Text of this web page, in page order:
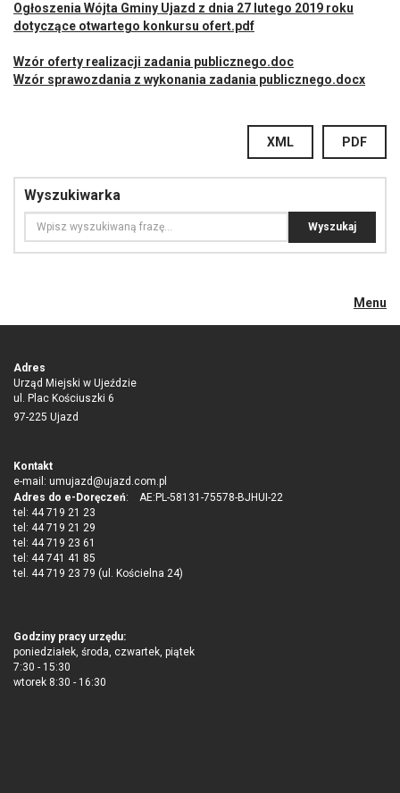
Ogłoszenia Wójta Gminy Ujazd z dnia 27 lutego 2019 roku
dotyczące otwartego konkursu ofert.pdf
Wzór oferty realizacji zadania publicznego.doc
Wzór sprawozdania z wykonania zadania publicznego.docx
PDF
XML
Wyszukiwarka
Menu
Adres
Urząd Miejski w Ujeździe
ul. Plac Kościuszki 6
97-225 Ujazd
Kontakt
e-mail: umujazd@ujazd.com.pl
Adres do e-Doręczeń: AE:PL-58131-75578-BJHUI-22
tel: 44 719 21 23
tel: 44 719 21 29
tel: 44 719 23 61
tel: 44 741 41 85
tel. 44 719 23 79 (ul. Kościelna 24)
Godziny pracy urzędu:
poniedziałek, środa, czwartek, piątek
7:30 - 15:30
wtorek 8:30 - 16:30